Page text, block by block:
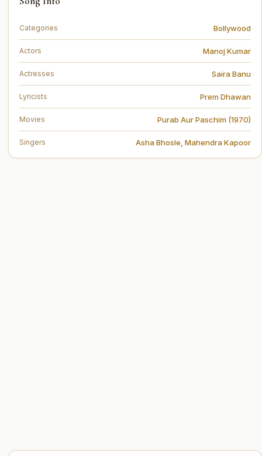
Categories Bollywood
Actors Manoj Kumar
Actresses Saira Banu
Lyricists Prem Dhawan
Movies Purab Aur Paschim (1970)
Singers Asha Bhosle Mahendra Kapoor